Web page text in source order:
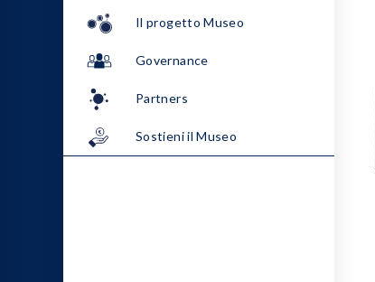
Il progetto Museo
Governance
Partners
Sostieni il Museo